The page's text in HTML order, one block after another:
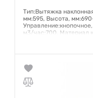
Тип:Вытяжка
мм:595, Высота,
м3/час:700, Материал